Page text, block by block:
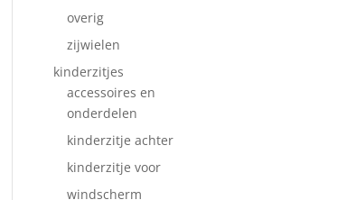
overig
zijwielen
kinderzitjes
accessoires en
onderdelen
kinderzitje achter
kinderzitje voor
windscherm